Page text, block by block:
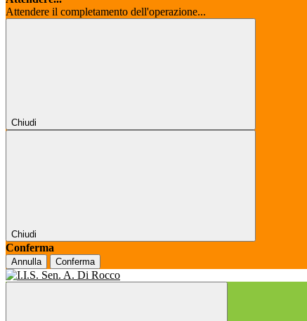
Attendere il completamento dell'operazione...
Chiudi
Chiudi
Conferma
Annulla Conferma